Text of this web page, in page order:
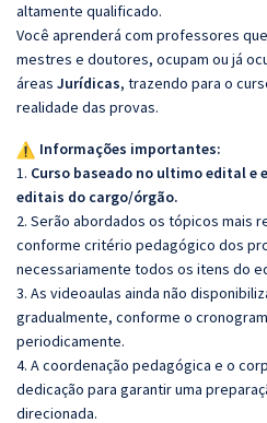
altamente qualificado.
Você aprenderá com professores
mestres e doutores, ocupam ou já
áreas Jurídicas, trazendo para o
realidade das provas.
Informações importantes:
1. Curso baseado no ultimo edital e
editais do cargo/órgão.
2. Serão abordados os tópicos mais
conforme critério pedagógico dos
necessariamente todos os itens do
3. As videoaulas ainda não
gradualmente, conforme o
periodicamente.
4. A coordenação pedagógica e o
dedicação para garantir uma
direcionada.